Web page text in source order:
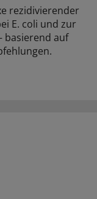
rezidivierender
E. coli und zur
basierend auf